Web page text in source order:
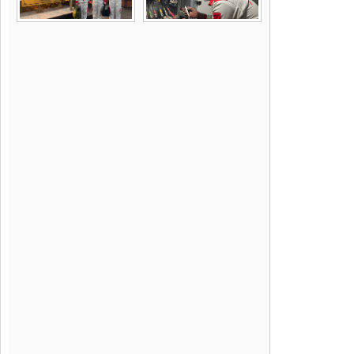
định
Hỗ
Hỗ
Một
carbon
nghiệp
phụ nữ
JICA
Cơ quan
vực hạ
JICA